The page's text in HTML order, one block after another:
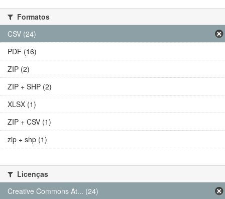
Formatos
CSV (24)
PDF (16)
ZIP (2)
ZIP + SHP (2)
XLSX (1)
ZIP + CSV (1)
zip + shp (1)
Licenças
Creative Commons At... (24)